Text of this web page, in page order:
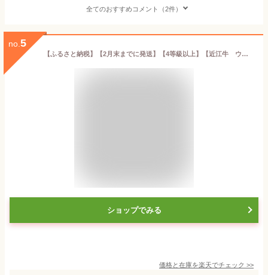
全てのおすすめコメント（2件）
no. 5
【ふるさと納税】【2月末までに発送】【4等級以上】【近江牛 ウデ】すき焼・しゃぶしゃぶ用【500g】【牛肉】【牛】【a4】【a5】【すき焼き】【しゃぶしゃぶ】【赤身】
ショップでみる
価格と在庫を楽天でチェック >>